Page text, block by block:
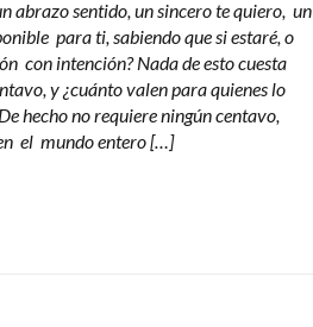
abrazo sentido, un sincero te quiero, un
para ti, sabiendo que si estaré, o
con intención? Nada de esto cuesta
y ¿cuánto valen para quienes lo
hecho no requiere ningún centavo,
el mundo entero […]